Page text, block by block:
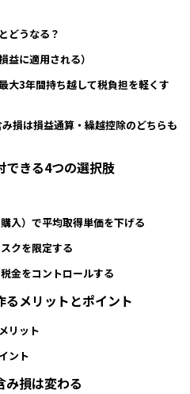
どうなる？
益に適用される）
大3年間持ち越して税負担を軽くす
損は損益通算・繰越控除のどちらも
できる4つの選択肢
入）で平均取得単価を下げる
クを限定する
金をコントロールする
メリットとポイント
リット
ント
み損は変わる